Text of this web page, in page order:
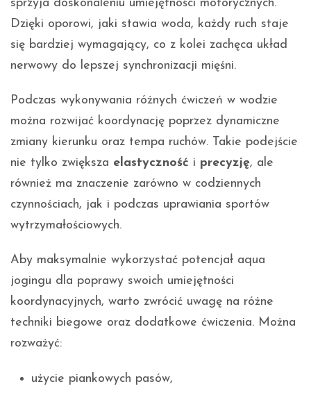
sprzyja doskonaleniu umiejętności motorycznych.
Dzięki oporowi, jaki stawia woda, każdy ruch staje
się bardziej wymagający, co z kolei zachęca układ
nerwowy do lepszej synchronizacji mięśni.
Podczas wykonywania różnych ćwiczeń w wodzie
można rozwijać koordynację poprzez dynamiczne
zmiany kierunku oraz tempa ruchów. Takie podejście
nie tylko zwiększa elastyczność i precyzję, ale
również ma znaczenie zarówno w codziennych
czynnościach, jak i podczas uprawiania sportów
wytrzymałościowych.
Aby maksymalnie wykorzystać potencjał aqua
jogingu dla poprawy swoich umiejętności
koordynacyjnych, warto zwrócić uwagę na różne
techniki biegowe oraz dodatkowe ćwiczenia. Można
rozważyć:
użycie piankowych pasów,